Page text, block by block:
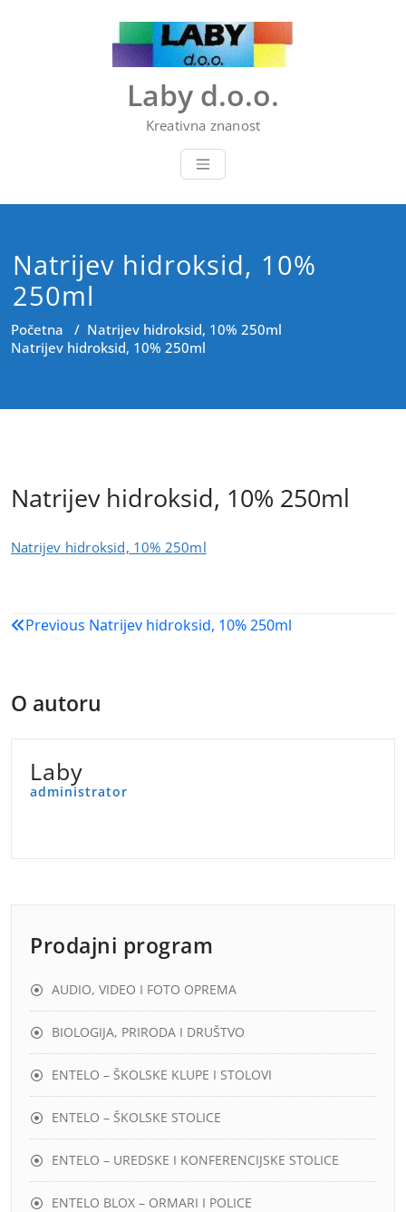
Laby d.o.o.
Kreativna znanost
Natrijev hidroksid, 10%
250ml
Početna / Natrijev hidroksid, 10% 250ml
Natrijev hidroksid, 10% 250ml
Natrijev hidroksid, 10% 250ml
Natrijev hidroksid, 10% 250ml
Navigacija
Previous Natrijev hidroksid, 10% 250ml
O autoru
Laby
administrator
Prodajni program
AUDIO, VIDEO I FOTO OPREMA
BIOLOGIJA, PRIRODA I DRUŠTVO
ENTELO – ŠKOLSKE KLUPE I STOLOVI
ENTELO – ŠKOLSKE STOLICE
ENTELO – UREDSKE I KONFERENCIJSKE STOLICE
ENTELO BLOX – ORMARI I POLICE